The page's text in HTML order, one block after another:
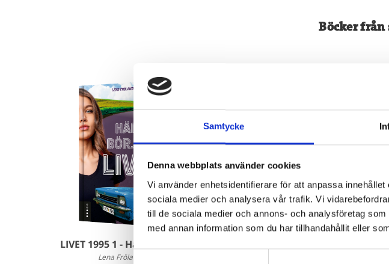
Samtycke
Denna webbplats använder cookies
Vi använder enhetsidentifierare för att anpassa
sociala medier och analysera vår trafik. Vi
till de sociala medier och annons- och analysföretag
med annan information som du har tillhandahållit eller
Böcker
LIVET 1995 1 - Här börjar livet
Lena Frölander-Ulf